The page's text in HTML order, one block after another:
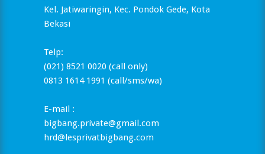
Kel. Jatiwaringin, Kec. Pondok Gede, Kota
Bekasi
Telp:
(021) 8521 0020 (call only)
0813 1614 1991 (call/sms/wa)
E-mail :
bigbang.private@gmail.com
hrd@lesprivatbigbang.com